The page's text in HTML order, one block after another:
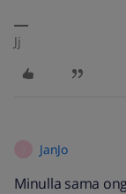
Jj
JanJo
Minulla sama